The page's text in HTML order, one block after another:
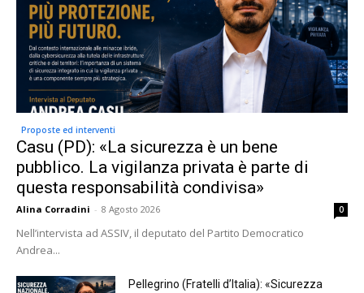
Proposte ed interventi
Casu (PD): «La sicurezza è un bene
pubblico. La vigilanza privata è parte di
questa responsabilità condivisa»
Alina Corradini - 8 Agosto 2026 0
Nell’intervista ad ASSIV, il deputato del Partito Democratico
Andrea...
Pellegrino (Fratelli d’Italia): «Sicurezza